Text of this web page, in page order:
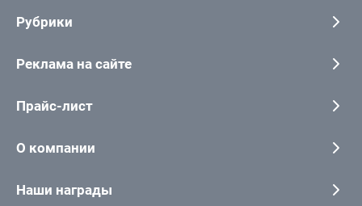
Рубрики
Реклама на сайте
Прайс-лист
О компании
Наши награды